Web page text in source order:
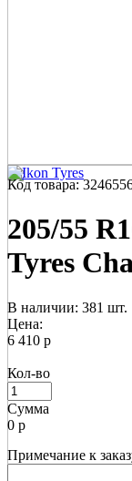
Код товара:
205/55
Tyres
В наличии: 381 шт.
Цена:
6 410 р
Кол-во
Сумма
0 р
Примечание к